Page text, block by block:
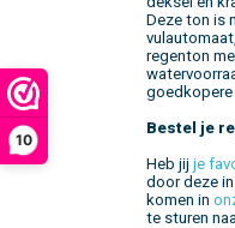
10
Deze ton is
regenton
goedkopere
Bestel je
Heb jij je
door deze
komen in
te sturen